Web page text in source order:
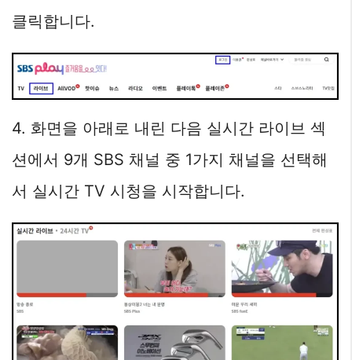
클릭합니다.
4. 화면을 아래로 내린 다음 실시간 라이브 섹
션에서 9개 SBS 채널 중 1가지 채널을 선택해
서 실시간 TV 시청을 시작합니다.